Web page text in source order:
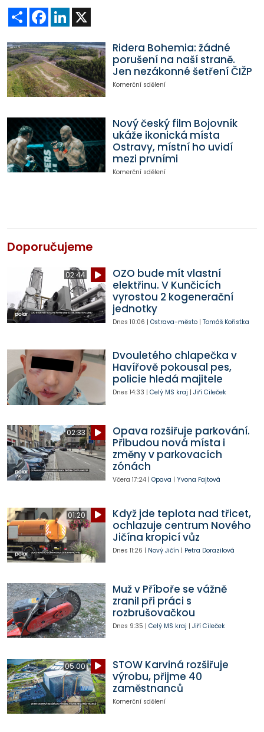
Sdílet Facebook
LinkedIn
Ridera Bohemia: žádné
porušení na naší straně.
Jen nezákonné šetření ČIŽP
Komerční sdělení
Nový český film Bojovník
ukáže ikonická místa
Ostravy, místní ho uvidí
mezi prvními
Komerční sdělení
Doporučujeme
02:44
OZO bude mít vlastní
elektřinu. V Kunčicích
vyrostou 2 kogenerační
jednotky
Dnes 10:06 | Ostrava-město| Tomáš Kořistka
Dvouletého chlapečka v
Havířově pokousal pes,
policie hledá majitele
Dnes 14:33 | Celý MS kraj | Jiří Cileček
02:33
Opava rozšiřuje parkování.
Přibudou nová místa i
změny v parkovacích
zónách
Včera 17:24| Opava | Yvona Fajtová
01:20
Když jde teplota nad třicet,
ochlazuje centrum Nového
Jičína kropicí vůz
Dnes 11:26 | Nový Jičín | Petra Dorazilová
Muž v Příboře se vážně
zranil při práci s
rozbrušovačkou
Dnes 9:35 | Celý MS kraj | Jiří Cileček
05:00
STOW Karviná rozšiřuje
výrobu, přijme 40
zaměstnanců
Komerční sdělení